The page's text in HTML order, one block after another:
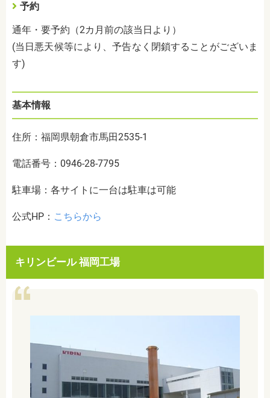
予約
通年・要予約（2カ月前の該当日より）
(当日悪天候等により、予告なく閉鎖することがございま
す)
基本情報
住所：福岡県朝倉市馬田2535-1
電話番号：0946-28-7795
駐車場：各サイトに一台は駐車は可能
公式HP： こちらから
キリンビール 福岡工場